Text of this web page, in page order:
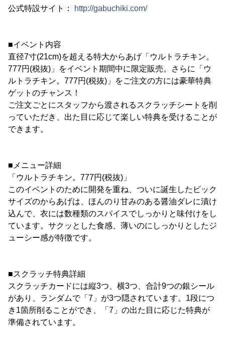
公式特設サイト： http://gabuchiki.com/
■イベント内容
直径7寸(21cm)を超える特大からあげ「ウルトラチキン。
777円(税抜)」をイベント期間中に限定販売。さらに「ウ
ルトラチキン。777円(税抜)」をご注文の方には豪華特典
ゲットのチャンス！
ご注文ごとにスタッフから渡されるスクラッチシートを削
っていただき、出た目に応じて楽しい特典を受けることが
できます。
■メニュー詳細
「ウルトラチキン。777円(税抜)」
このイベントのために開発を重ね、ついに誕生したビック
サイズのからあげは、ほんのり甘みのある醤油ダレに漬け
込んで、衣には数種類のスパイスでしっかりと味付けをし
ています。サクッとした食感、薄いのにしっかりとしたジ
ューシー感が特徴です。
■スクラッチ特典詳細
スクラッチカードには縦3つ、横3つ、合計9つの銀シール
があり、ランダムで「7」が3つ隠されています。1段につ
き1箇所削ることができ、「7」の出た目に応じた特典が
準備されています。